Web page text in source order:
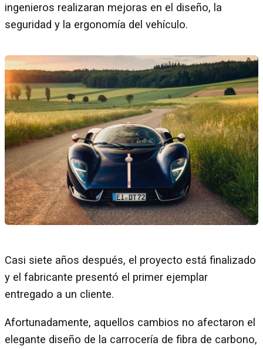
ingenieros realizaran mejoras en el diseño, la
seguridad y la ergonomía del vehículo.
Casi siete años después, el proyecto está finalizado
y el fabricante presentó el primer ejemplar
entregado a un cliente.
Afortunadamente, aquellos cambios no afectaron el
elegante diseño de la carrocería de fibra de carbono,